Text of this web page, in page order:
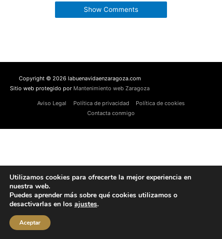
Show Comments
Copyright © 2026 labuenavidaenzaragoza.com
Sitio web protegido por Mantenimiento web Zaragoza
Aviso Legal Política de privacidad
Política de cookies
Contacta conmigo
Utilizamos cookies para ofrecerte la mejor experiencia en
nuestra web.
Puedes aprender más sobre qué cookies utilizamos o
desactivarlas en los ajustes.
Aceptar